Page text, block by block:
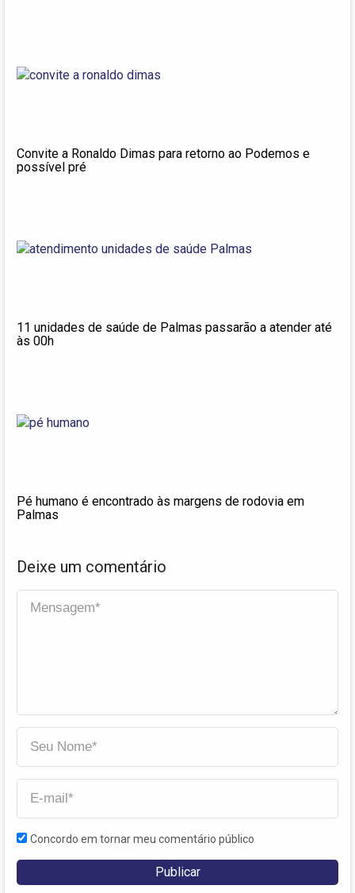
Convite a Ronaldo Dimas para retorno ao Podemos e
possível pré
11 unidades de saúde de Palmas passarão a atender até
às 00h
Pé humano é encontrado às margens de rodovia em
Palmas
Deixe um comentário
Concordo em tornar meu comentário público